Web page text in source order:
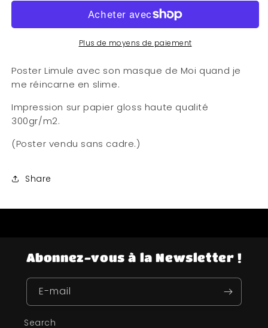
masque
Plus de moyens de paiement
Poster Limule avec son masque de Moi quand je
me réincarne en slime.
Impression sur papier gloss haute qualité
300gr/m2.
(Poster vendu sans cadre.)
Share
Abonnez-vous à la Newsletter !
E-mail
Search